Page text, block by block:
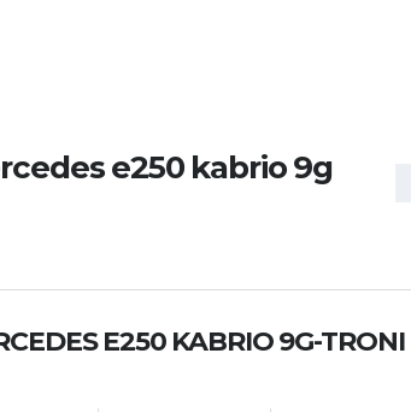
e250 kabrio 9g
E250 KABRIO 9G-TRONI